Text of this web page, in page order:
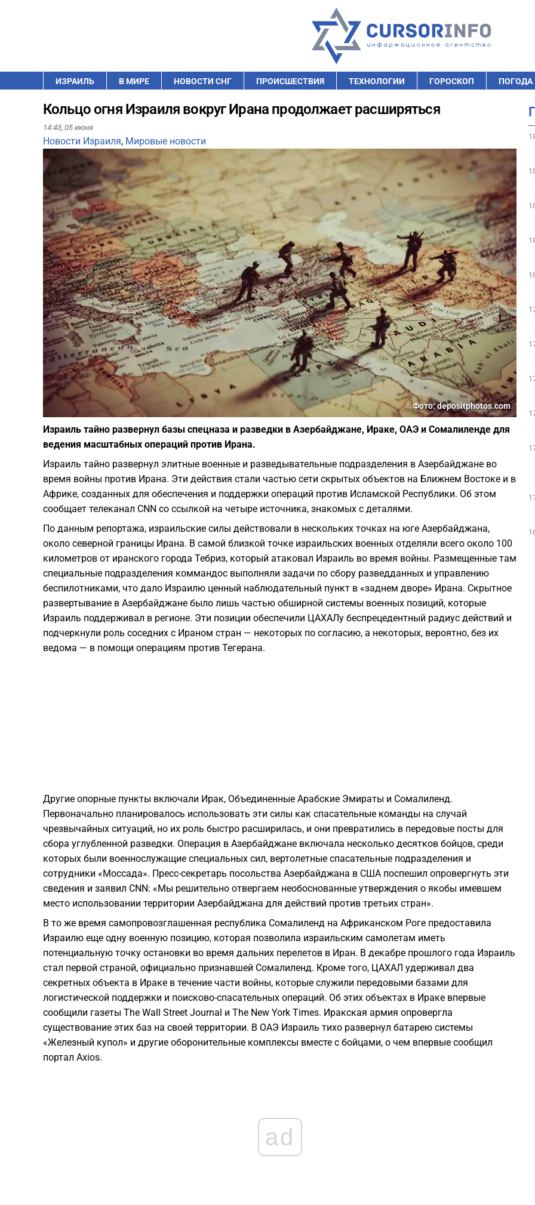
ИЗРАИЛЬ В МИРЕ НОВОСТИ СНГ ПРОИСШЕСТВИЯ ТЕХНОЛОГИИ ГОРОСКОП ПОГОДА
Кольцо огня Израиля вокруг Ирана продолжает расширяться
14:43, 05 июня
Новости Израиля, Мировые новости
Фото: depositphotos.com
Израиль тайно развернул базы спецназа и разведки в Азербайджане, Ираке, ОАЭ и Сомалиленде для
ведения масштабных операций против Ирана.
Израиль тайно развернул элитные военные и разведывательные подразделения в Азербайджане во
время войны против Ирана. Эти действия стали частью сети скрытых объектов на Ближнем Востоке и в
Африке, созданных для обеспечения и поддержки операций против Исламской Республики. Об этом
сообщает телеканал CNN со ссылкой на четыре источника, знакомых с деталями.
По данным репортажа, израильские силы действовали в нескольких точках на юге Азербайджана,
около северной границы Ирана. В самой близкой точке израильских военных отделяли всего около 100
километров от иранского города Тебриз, который атаковал Израиль во время войны. Размещенные там
специальные подразделения коммандос выполняли задачи по сбору разведданных и управлению
беспилотниками, что дало Израилю ценный наблюдательный пункт в «заднем дворе» Ирана. Скрытное
развертывание в Азербайджане было лишь частью обширной системы военных позиций, которые
Израиль поддерживал в регионе. Эти позиции обеспечили ЦАХАЛу беспрецедентный радиус действий и
подчеркнули роль соседних с Ираном стран — некоторых по согласию, а некоторых, вероятно, без их
ведома — в помощи операциям против Тегерана.
Другие опорные пункты включали Ирак, Объединенные Арабские Эмираты и Сомалиленд.
Первоначально планировалось использовать эти силы как спасательные команды на случай
чрезвычайных ситуаций, но их роль быстро расширилась, и они превратились в передовые посты для
сбора углубленной разведки. Операция в Азербайджане включала несколько десятков бойцов, среди
которых были военнослужащие специальных сил, вертолетные спасательные подразделения и
сотрудники «Моссада». Пресс-секретарь посольства Азербайджана в США поспешил опровергнуть эти
сведения и заявил CNN: «Мы решительно отвергаем необоснованные утверждения о якобы имевшем
место использовании территории Азербайджана для действий против третьих стран».
В то же время самопровозглашенная республика Сомалиленд на Африканском Роге предоставила
Израилю еще одну военную позицию, которая позволила израильским самолетам иметь
потенциальную точку остановки во время дальних перелетов в Иран. В декабре прошлого года Израиль
стал первой страной, официально признавшей Сомалиленд. Кроме того, ЦАХАЛ удерживал два
секретных объекта в Ираке в течение части войны, которые служили передовыми базами для
логистической поддержки и поисково-спасательных операций. Об этих объектах в Ираке впервые
сообщили газеты The Wall Street Journal и The New York Times. Иракская армия опровергла
существование этих баз на своей территории. В ОАЭ Израиль тихо развернул батарею системы
«Железный купол» и другие оборонительные комплексы вместе с бойцами, о чем впервые сообщил
портал Axios.
ad